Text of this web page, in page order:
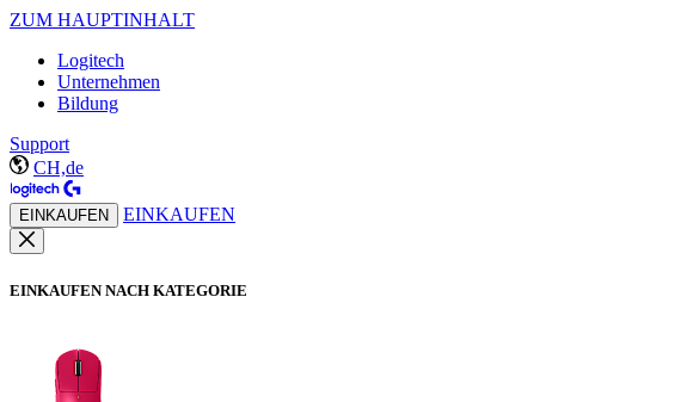
ZUM HAUPTINHALT
Logitech
Unternehmen
Bildung
Support
CH,de
EINKAUFEN EINKAUFEN
EINKAUFEN NACH KATEGORIE